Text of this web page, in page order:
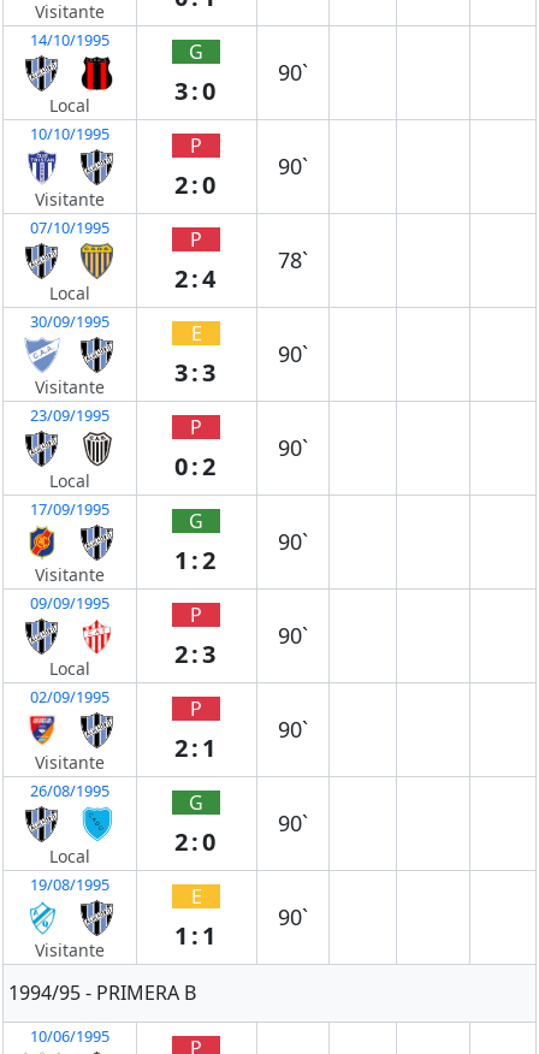
Visitante
14/10/1995
Local
G
3:0
90`
10/10/1995
Visitante
P
2:0
90`
07/10/1995
Local
P
2:4
78`
30/09/1995
Visitante
E
3:3
90`
23/09/1995
Local
P
0:2
90`
17/09/1995
Visitante
G
1:2
90`
09/09/1995
Local
P
2:3
90`
02/09/1995
Visitante
P
2:1
90`
26/08/1995
Local
G
2:0
90`
19/08/1995
Visitante
E
1:1
90`
1994/95 - PRIMERA B
10/06/1995 P